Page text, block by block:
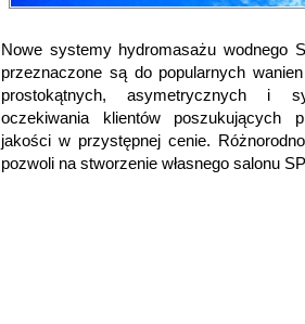
Nowe systemy hydromasażu wodnego
przeznaczone są do popularnych
prostokątnych, asymetrycznych i
oczekiwania klientów poszukujących
jakości w przystępnej cenie.
pozwoli na stworzenie własnego salonu